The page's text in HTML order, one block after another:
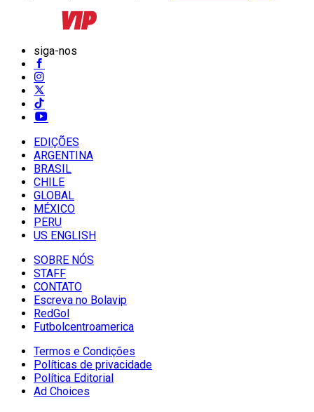
siga-nos
EDIÇÕES
ARGENTINA
BRASIL
CHILE
GLOBAL
MÉXICO
PERU
US ENGLISH
SOBRE NÓS
STAFF
CONTATO
Escreva no Bolavip
RedGol
Futbolcentroamerica
Termos e Condições
Políticas de privacidade
Política Editorial
Ad Choices